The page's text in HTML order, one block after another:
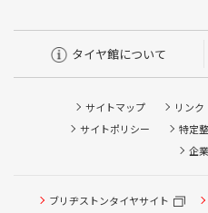
タイヤ館について
サイトマップ リンク
サイトポリシー
特定
企
ブリヂストンタイヤサイト